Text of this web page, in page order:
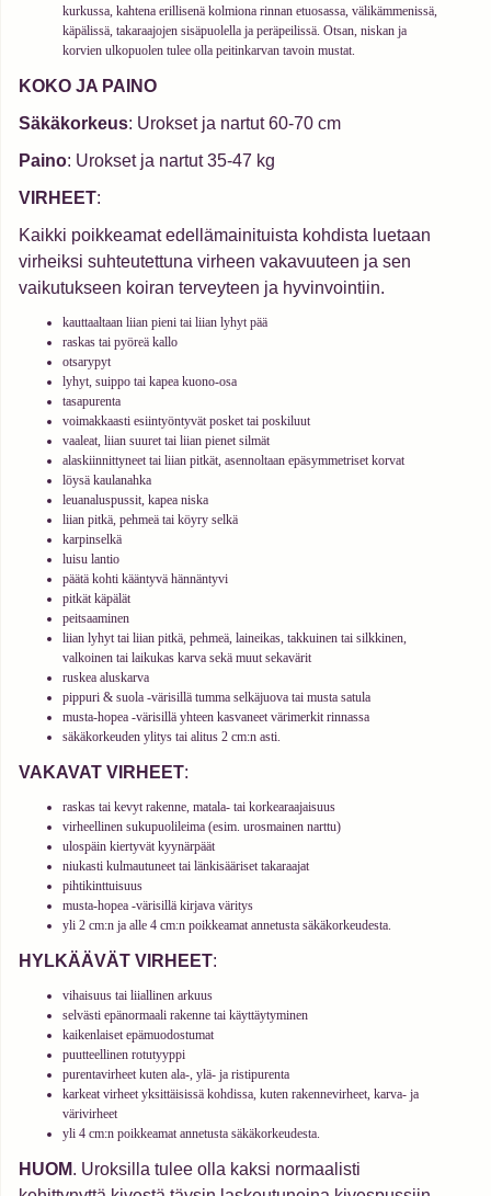
kurkussa, kahtena erillisenä kolmiona rinnan etuosassa, välikämmenissä,
käpälissä, takaraajojen sisäpuolella ja peräpeilissä. Otsan, niskan ja
korvien ulkopuolen tulee olla peitinkarvan tavoin mustat.
KOKO JA PAINO
Säkäkorkeus: Urokset ja nartut 60-70 cm
Paino: Urokset ja nartut 35-47 kg
VIRHEET:
Kaikki poikkeamat edellämainituista kohdista luetaan
virheiksi suhteutettuna virheen vakavuuteen ja sen
vaikutukseen koiran terveyteen ja hyvinvointiin.
kauttaaltaan liian pieni tai liian lyhyt pää
raskas tai pyöreä kallo
otsarypyt
lyhyt, suippo tai kapea kuono-osa
tasapurenta
voimakkaasti esiintyöntyvät posket tai poskiluut
vaaleat, liian suuret tai liian pienet silmät
alaskiinnittyneet tai liian pitkät, asennoltaan epäsymmetriset korvat
löysä kaulanahka
leuanaluspussit, kapea niska
liian pitkä, pehmeä tai köyry selkä
karpinselkä
luisu lantio
päätä kohti kääntyvä hännäntyvi
pitkät käpälät
peitsaaminen
liian lyhyt tai liian pitkä, pehmeä, laineikas, takkuinen tai silkkinen,
valkoinen tai laikukas karva sekä muut sekavärit
ruskea aluskarva
pippuri & suola -värisillä tumma selkäjuova tai musta satula
musta-hopea -värisillä yhteen kasvaneet värimerkit rinnassa
säkäkorkeuden ylitys tai alitus 2 cm:n asti.
VAKAVAT VIRHEET:
raskas tai kevyt rakenne, matala- tai korkearaajaisuus
virheellinen sukupuolileima (esim. urosmainen narttu)
ulospäin kiertyvät kyynärpäät
niukasti kulmautuneet tai länkisääriset takaraajat
pihtikinttuisuus
musta-hopea -värisillä kirjava väritys
yli 2 cm:n ja alle 4 cm:n poikkeamat annetusta säkäkorkeudesta.
HYLKÄÄVÄT VIRHEET:
vihaisuus tai liiallinen arkuus
selvästi epänormaali rakenne tai käyttäytyminen
kaikenlaiset epämuodostumat
puutteellinen rotutyyppi
purentavirheet kuten ala-, ylä- ja ristipurenta
karkeat virheet yksittäisissä kohdissa, kuten rakennevirheet, karva- ja
värivirheet
yli 4 cm:n poikkeamat annetusta säkäkorkeudesta.
HUOM. Uroksilla tulee olla kaksi normaalisti